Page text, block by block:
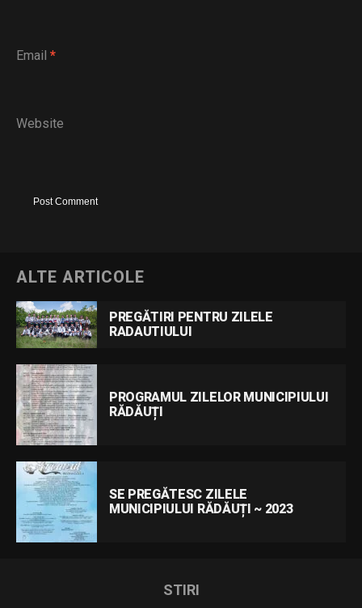
Email *
Website
ALTE ARTICOLE
PREGĂTIRI PENTRU ZILELE
RADAUTIULUI
PROGRAMUL ZILELOR MUNICIPIULUI
RĂDĂUȚI
SE PREGĂTESC ZILELE
MUNICIPIULUI RĂDĂUȚI ~ 2023
STIRI